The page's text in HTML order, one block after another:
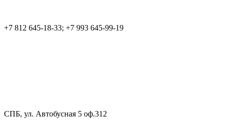
+7 812 645-18-33; +7 993 645-99-19
СПБ, ул. Автобусная 5 оф.312